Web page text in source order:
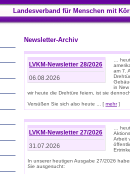
Landesverband für Menschen mit
Newsletter-Archiv
LVKM-Newsletter 28/2026
06.08.2026
…
am 7.
in
wir heute die Drehtüre feiern, ist sie
Versüßen Sie sich also heute ... [ mehr]
LVKM-Newsletter 27/2026
31.07.2026
…
Arbeit
In unserer heutigen Ausgabe 27/2026
Sie ausgesucht: